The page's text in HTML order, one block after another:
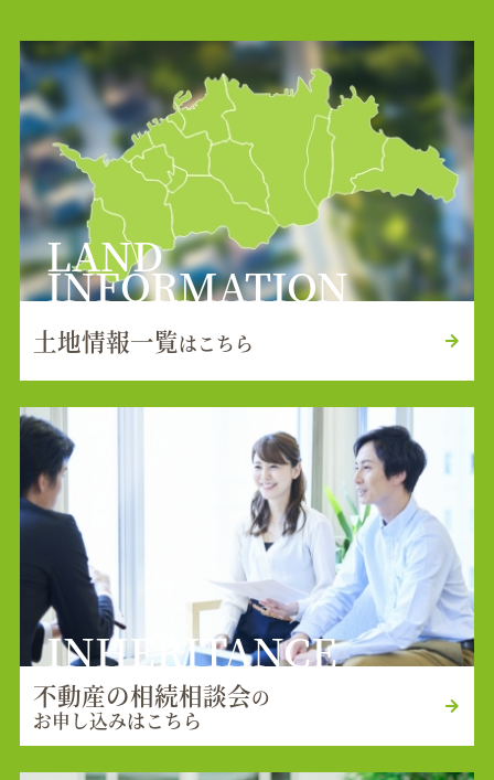
LAND
INFORMATION
土地情報一覧はこちら
INHERITANCE
不動産の相続相談会の
お申し込みはこちら